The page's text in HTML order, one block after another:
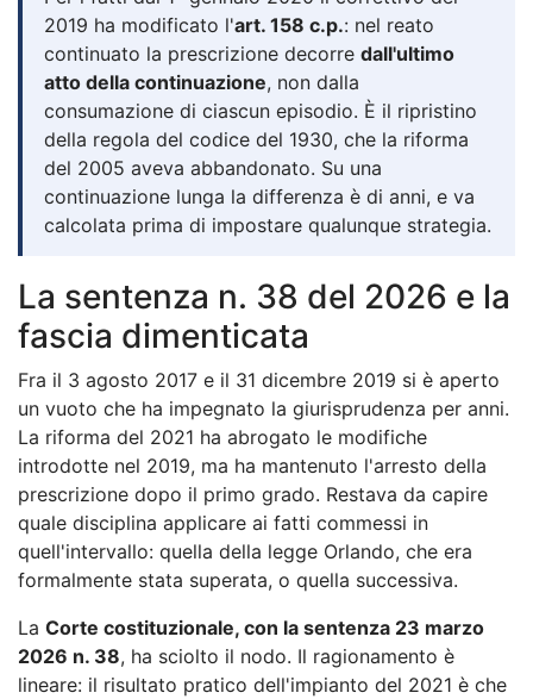
2019 ha modificato l'art. 158 c.p.: nel reato
continuato la prescrizione decorre dall'ultimo
atto della continuazione, non dalla
consumazione di ciascun episodio. È il ripristino
della regola del codice del 1930, che la riforma
del 2005 aveva abbandonato. Su una
continuazione lunga la differenza è di anni, e va
calcolata prima di impostare qualunque strategia.
La sentenza n. 38 del 2026 e la
fascia dimenticata
Fra il 3 agosto 2017 e il 31 dicembre 2019 si è aperto
un vuoto che ha impegnato la giurisprudenza per anni.
La riforma del 2021 ha abrogato le modifiche
introdotte nel 2019, ma ha mantenuto l'arresto della
prescrizione dopo il primo grado. Restava da capire
quale disciplina applicare ai fatti commessi in
quell'intervallo: quella della legge Orlando, che era
formalmente stata superata, o quella successiva.
La Corte costituzionale, con la sentenza 23 marzo
2026 n. 38, ha sciolto il nodo. Il ragionamento è
lineare: il risultato pratico dell'impianto del 2021 è che